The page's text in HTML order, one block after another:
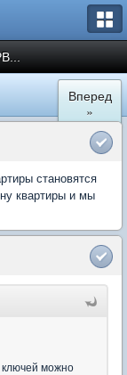
Вперед
»
становятся
квартиры и мы
ключей можно